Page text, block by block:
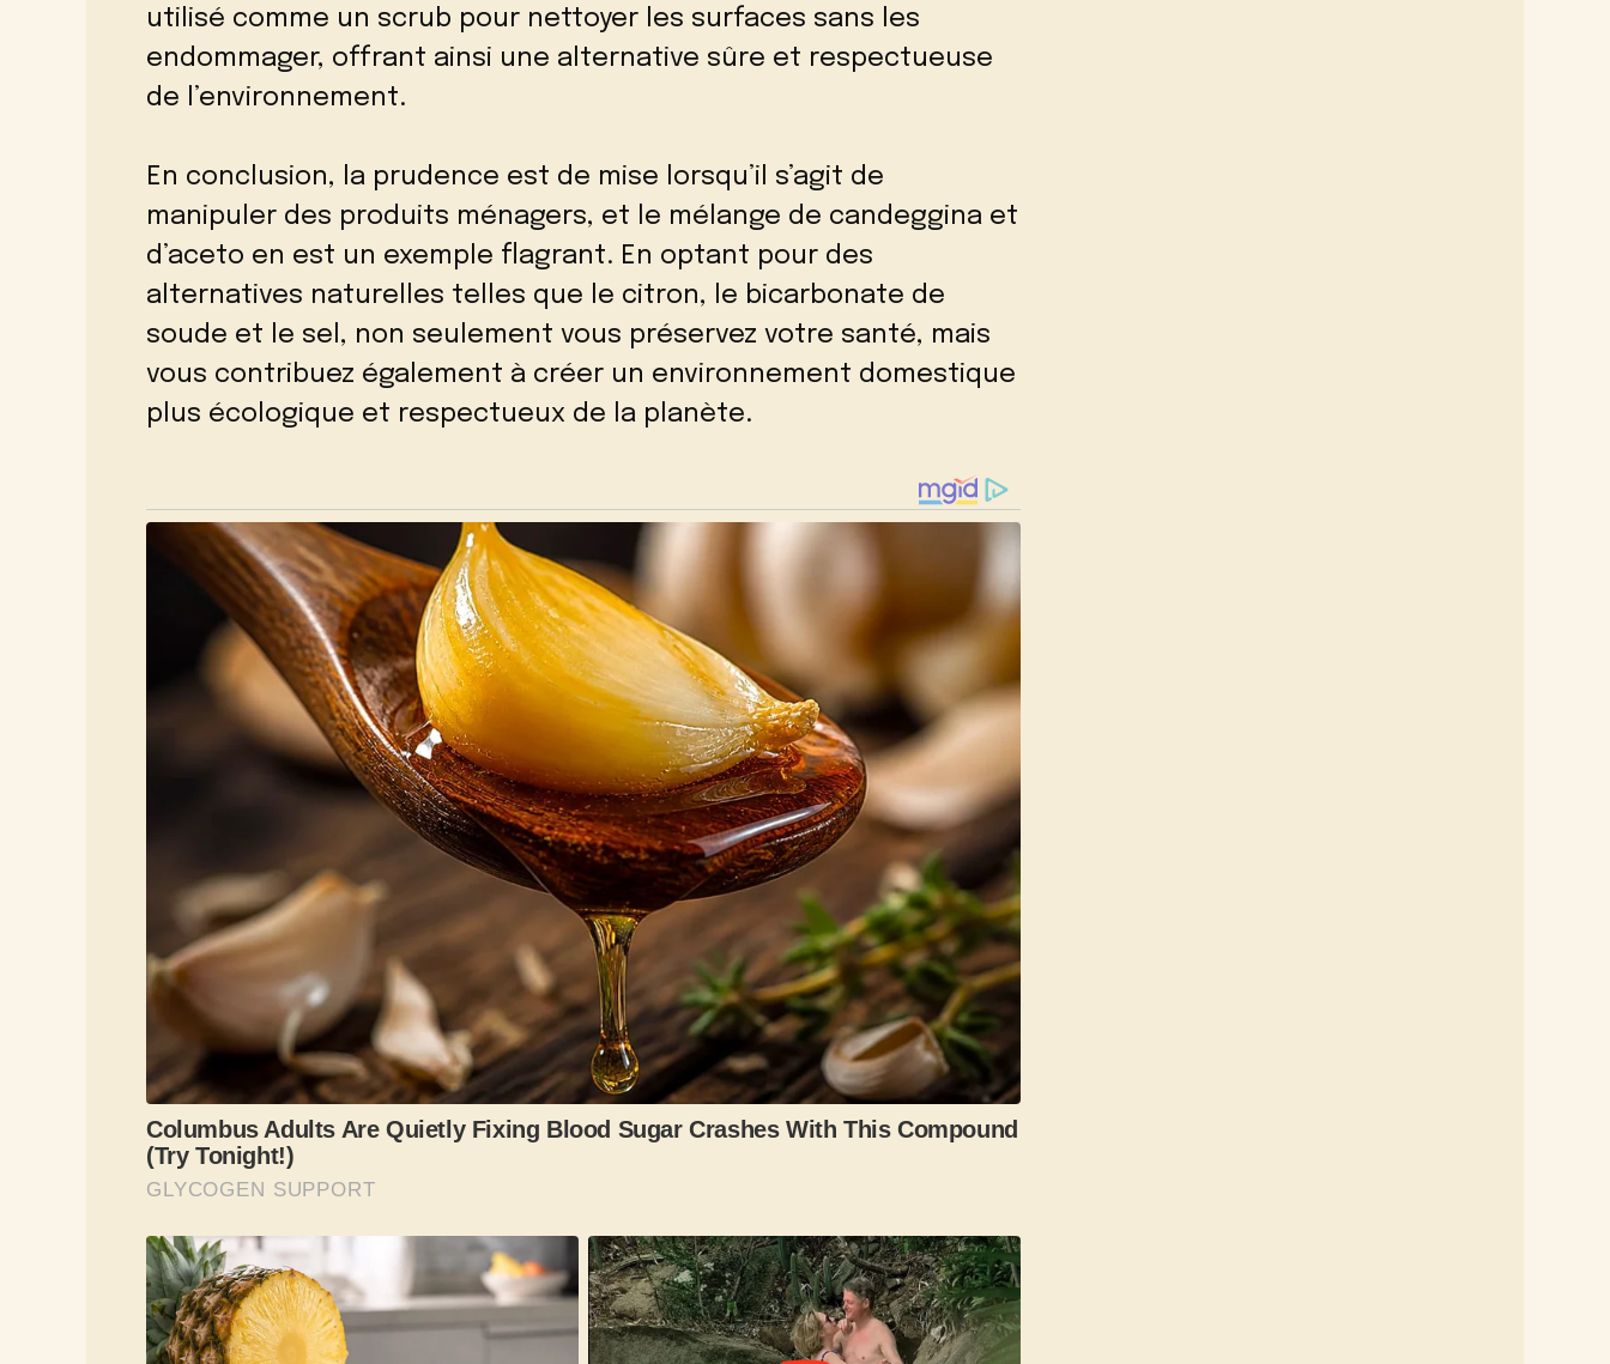
utilisé comme un scrub pour nettoyer les surfaces sans les
endommager, offrant ainsi une alternative sûre et respectueuse
de l’environnement.
En conclusion, la prudence est de mise lorsqu’il s’agit de
manipuler des produits ménagers, et le mélange de candeggina et
d’aceto en est un exemple flagrant. En optant pour des
alternatives naturelles telles que le citron, le bicarbonate de
soude et le sel, non seulement vous préservez votre santé, mais
vous contribuez également à créer un environnement domestique
plus écologique et respectueux de la planète.